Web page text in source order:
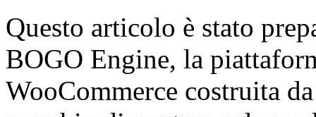
Questo articolo è stato
BOGO Engine, la
WooCommerce costruita